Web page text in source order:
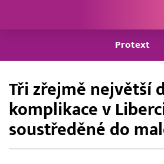
Protext
Tři zřejmě největší
komplikace v
soustředěné do